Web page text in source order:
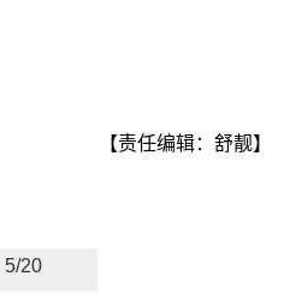
【责任编辑：舒靓】
5/20